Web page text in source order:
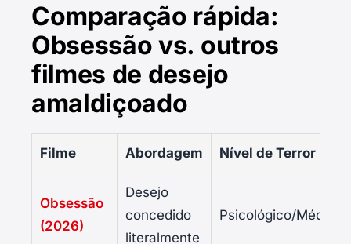
Comparação rápida:
Obsessão vs. outros
filmes de desejo
amaldiçoado
Filme Abordagem Nível de Terror
Obsessão
(2026)
Desejo
concedido
literalmente
Psicológico/Médio